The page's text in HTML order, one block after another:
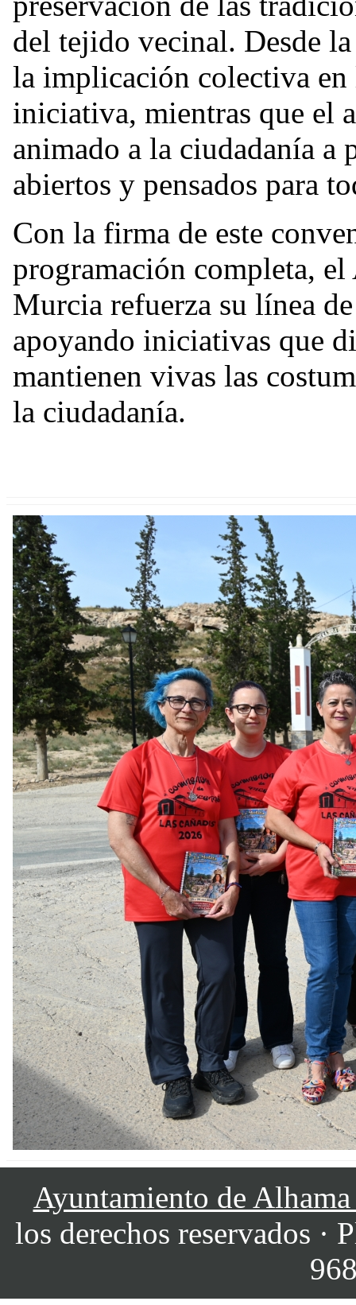
del tejido vecinal. Desde
la implicación colectiva en
iniciativa, mientras que el
animado a la ciudadanía a
abiertos y pensados para
Con la firma de este
programación completa,
Murcia refuerza su línea
apoyando iniciativas que
mantienen vivas las
la ciudadanía.
Ayuntamiento de
los derechos reservados ·